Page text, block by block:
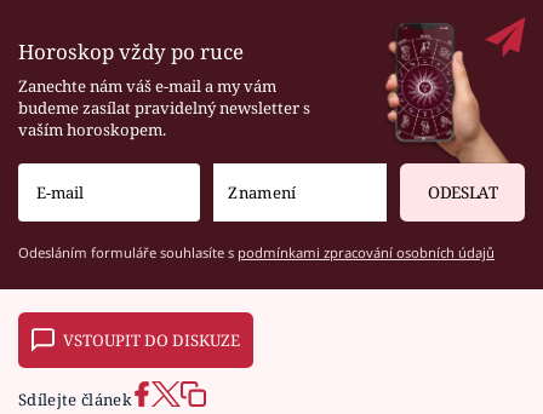
Horoskop vždy po ruce
Zanechte nám váš e-mail a my vám
budeme zasílat pravidelný newsletter s
vaším horoskopem.
ODESLAT
Odesláním formuláře souhlasíte s podmínkami zpracování osobních údajů
VSTOUPIT DO DISKUZE
Sdílejte článek